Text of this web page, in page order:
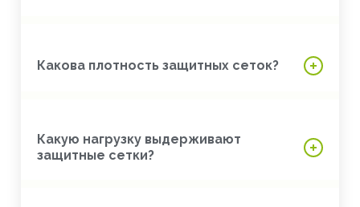
Какова плотность защитных сеток?
Какую нагрузку выдерживают
защитные сетки?